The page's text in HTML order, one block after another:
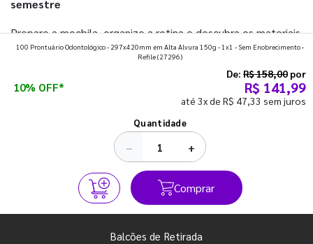
semestre
Prepare a mochila, organize a rotina e descubra os materiais
que fazem toda diferença para começar o segundo
100 Prontuário Odontológico - 297x420mm em Alta Alvura 150g - 1x1 - Sem Enobrecimento -
Refile(27296)
10% OFF*
De: R$ 158,00 por
R$ 141,99
até 3x de R$ 47,33 sem juros
Quantidade
− +
Comprar
Balcões de Retirada